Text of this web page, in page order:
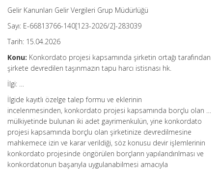
Gelir Kanunları Gelir Vergileri Grup Müdürlüğü
Sayı: E-66813766-140[123-2026/2]-283039
Tarih: 15.04.2026
Konu: Konkordato projesi kapsamında şirketin ortağı tarafından
şirkete devredilen taşınmazın tapu harcı istisnası hk.
İlgi: …
İlgide kayıtlı özelge talep formu ve eklerinin
incelenmesinden, konkordato projesi kapsamında borçlu olan …
mülkiyetinde bulunan iki adet gayrimenkulün, yine konkordato
projesi kapsamında borçlu olan şirketinize devredilmesine
mahkemece izin ve karar verildiği, söz konusu devir işlemlerinin
konkordato projesinde öngörülen borçların yapılandırılması ve
konkordatonun başarıyla uygulanabilmesi amacıyla